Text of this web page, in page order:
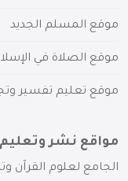
موقع المسلم الجديد
موقع الصلاة في
موقع تعليم تفسير
مواقع نشر وتعليم
الجامع لعلوم القرآن